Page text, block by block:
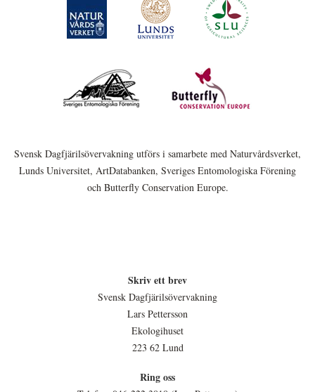
Svensk Dagfjärilsövervakning utförs i samarbete med Naturvårdsverket,
Lunds Universitet, ArtDatabanken, Sveriges Entomologiska Förening
och Butterfly Conservation Europe.
Skriv ett brev
Svensk Dagfjärilsövervakning
Lars Pettersson
Ekologihuset
223 62 Lund
Ring oss